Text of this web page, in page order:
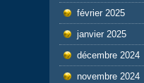
février 2025
janvier 2025
décembre 2024
novembre 2024